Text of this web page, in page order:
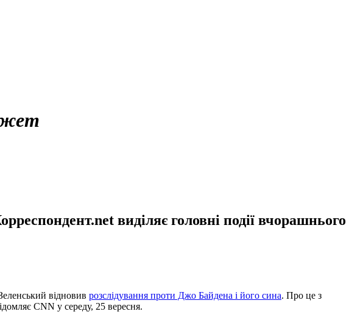
виділяє головні події вчорашнього
відновив розслідування проти Джо Байдена і його сина. Про це з
CNN у середу, 25 вересня.